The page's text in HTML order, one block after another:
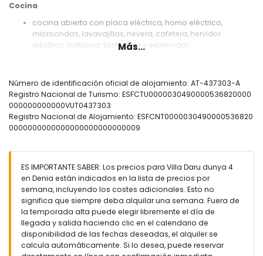
Cocina
cocina abierta con placa eléctrica, horno eléctrico,
microondas, lavavajillas, nevera, cafetera, hervidor
eléctrico, batidora, tostadora y exprimidor
dormitorio con aire acondicionado y cama de matrimonio
(200 por 160 cm) y baño en suite
dormitorio con aire acondicionado y 2 camas individuales
(200 por 90 cm)
baño en suite con doble lavabo, ducha y WC
Exterior de esta villa de lujo
parcela vallada
piscina privada de 8 m x 4 m y 2 m de profundidad
maravilloso jardín con césped, árboles y muebles de
jardín con tumbonas
terraza cubierta
barbacoa
zona de estar exterior y zona de comedor exterior
2 plazas de aparcamiento privadas
Más...
Número de identificación oficial de alojamiento: AT-437303-A
Registro Nacional de Turismo: ESFCTU0000030490000536820000
000000000000VUT0437303
Registro Nacional de Alojamiento: ESFCNT0000030490000536820
0000000000000000000000000009
ES IMPORTANTE SABER: Los precios para Villa Daru dunya 4
en Denia están indicados en la lista de precios por
semana, incluyendo los costes adicionales. Esto no
significa que siempre deba alquilar una semana. Fuera de
la temporada alta puede elegir libremente el día de
llegada y salida haciendo clic en el calendario de
disponibilidad de las fechas deseadas, el alquiler se
calcula automáticamente. Si lo desea, puede reservar